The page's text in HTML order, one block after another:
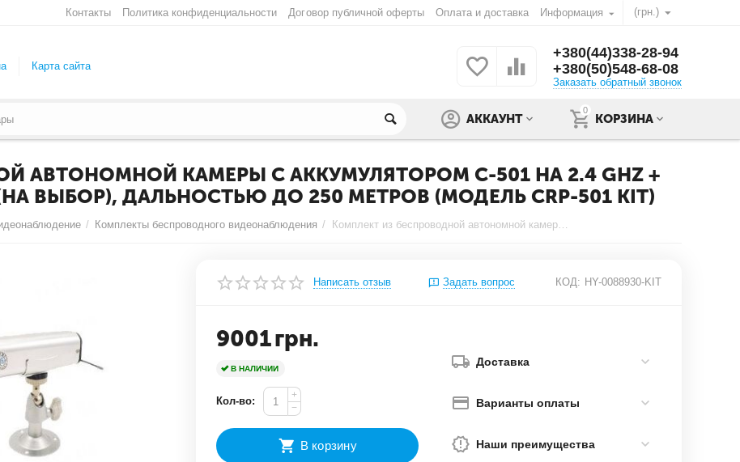
(грн.)
Контакты Политика конфиденциальности Договор публичной оферты Оплата и доставка Информация
Карта сайта
+380(44)338-28-94
+380(50)548-68-08
Заказать обратный звонок
0
КОРЗИНА
АККАУНТ
АВТОНОМНОЙ КАМЕРЫ С АККУМУЛЯТОРОМ С-501 НА 2.4 GHZ +
ВЫБОР), ДАЛЬНОСТЬЮ ДО 250 МЕТРОВ (МОДЕЛЬ CRP-501 KIT)
/ Комплекты беспроводного видеонаблюдения / Комплект из беспроводной автономной камеры с аккумулятором С-501 на 2.4 Ghz + приёмник видеосигнала (на выбор), дальностью до 250 метров (модель CRP-501 kit)
Написать отзыв Задать вопрос КОД: HY-0088930-KIT
9001грн.
В НАЛИЧИИ
Кол-во:
+
−
В корзину
Доставка
Варианты оплаты
Наши преимущества